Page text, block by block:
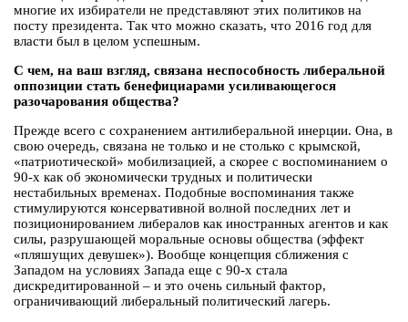
многие их избиратели не представляют этих политиков на
посту президента. Так что можно сказать, что 2016 год для
власти был в целом успешным.
С чем, на ваш взгляд, связана неспособность либеральной
оппозиции стать бенефициарами усиливающегося
разочарования общества?
Прежде всего с сохранением антилиберальной инерции. Она, в
свою очередь, связана не только и не столько с крымской,
«патриотической» мобилизацией, а скорее с воспоминанием о
90-х как об экономически трудных и политически
нестабильных временах. Подобные воспоминания также
стимулируются консервативной волной последних лет и
позиционированием либералов как иностранных агентов и как
силы, разрушающей моральные основы общества (эффект
«пляшущих девушек»). Вообще концепция сближения с
Западом на условиях Запада еще с 90-х стала
дискредитированной – и это очень сильный фактор,
ограничивающий либеральный политический лагерь.